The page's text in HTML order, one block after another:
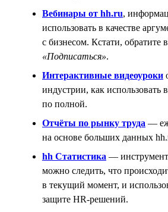
Вебинары от hh.ru,
использовать в качестве
с бизнесом. Кстати, обратите
«Подписаться».
Интерактивные видеоуроки
индустрии, как использовать
по полной.
Отчёты по рынку труда —
на основе больших данных
hh Статистика —
можно следить, что
в текущий момент, и
защите HR-решений.